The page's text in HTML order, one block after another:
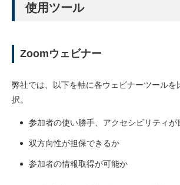
使用ツール
Zoomウェビナー
弊社では、以下を軸に各ウェビナーツールを
択。
参加者の使い勝手、アクセシビリティが
双方向性が担保できるか
参加者の情報取得が可能か